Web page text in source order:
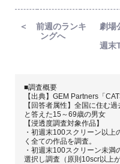
＜ 前週のランキ
ングへ
劇場
週末
■調査概要
【出典】GEM Partners「
【回答者属性】全国に住む
と答えた15～69歳の男女
【浸透度調査対象作品】
・初週末100スクリーン以
く全ての作品を調査。
・初週末100スクリーン未
選択し調査（原則10scr以上